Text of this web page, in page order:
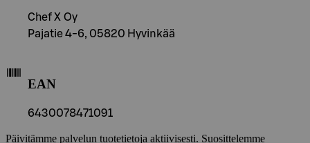
Chef X Oy
Pajatie 4-6, 05820 Hyvinkää
EAN
6430078471091
Päivitämme palvelun tuotetietoja aktiivisesti. Suosittelemme